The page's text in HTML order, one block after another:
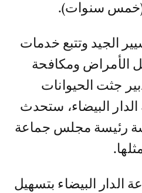
الجيد وتتبع خدمات
الأمراض ومكافحة
جثت الحيوانات
البيضاء، ستحدث
رئيسة مجلس جماعة
الدار البيضاء بتسهيل